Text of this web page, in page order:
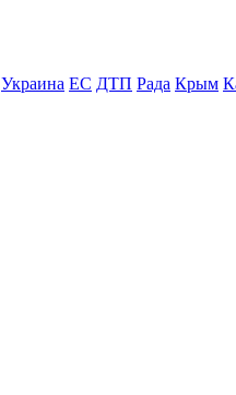
Украина ЕС ДТП Рада Крым